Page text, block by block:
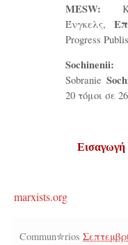
MESW:
Ένγκελς,
Progress
Sochinenii:
Sobranie
20 τόμοι σε
Εισαγωγή
marxists.org
Commun✮rios